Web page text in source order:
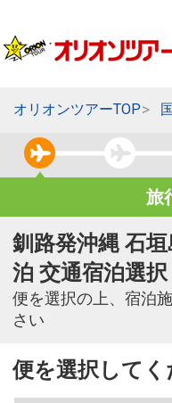
オリオンツアーTOP
旅
釧路発沖縄 石
泊 交通宿泊選択
便を選択の上、宿泊
さい
便を選択してく